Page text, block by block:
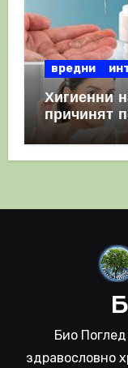
вредни
Хигиенни
причинят
полза
Био
здравословно